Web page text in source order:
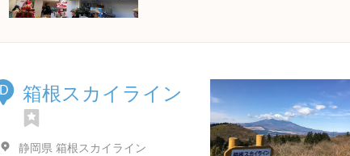
D 箱根スカイライン
静岡県 箱根スカイライン